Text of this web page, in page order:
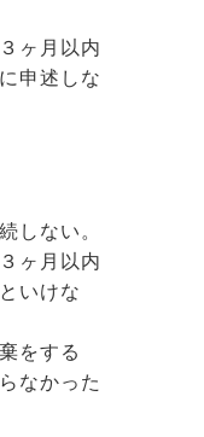
ヶ月以内
申述しな
しない。
ヶ月以内
いけな
をする
なかった